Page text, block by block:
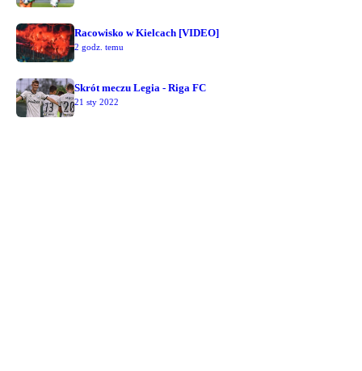
Racowisko w Kielcach [VIDEO]
2 godz. temu
Skrót meczu Legia - Riga FC
21 sty 2022